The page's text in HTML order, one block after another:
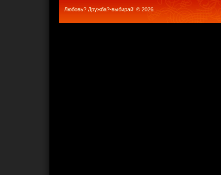
Любовь? Дружба?-выбирай! © 2026